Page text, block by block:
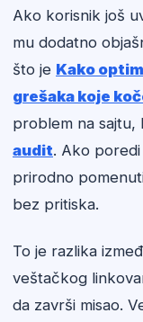
Ako korisnik još
mu dodatno
što je Kako
grešaka koje
problem na sajtu,
audit. Ako poredi
prirodno
bez pritiska.
To je razlika
veštačkog
da završi misao.